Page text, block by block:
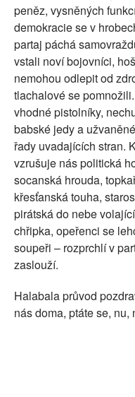
peněz, vysněných
demokracie se v
partaj páchá
vstali noví bojovníci,
nemohou odlepit od
tlachalové se
vhodné pistolníky,
babské jedy a
řady uvadajících stran.
vzrušuje nás politická
socanská hrouda,
křesťanská touha,
pirátská do nebe
chřipka, opeřenci se
soupeři – rozprchlí v
zaslouží.
Halabala průvod
nás doma, ptáte se, nu,